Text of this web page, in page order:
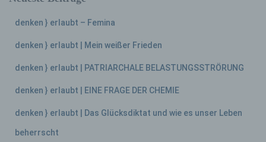
denken } erlaubt – Femina
denken } erlaubt | Mein weißer Frieden
denken } erlaubt | PATRIARCHALE BELASTUNGSSTRÖRUNG
denken } erlaubt | EINE FRAGE DER CHEMIE
denken } erlaubt | Das Glücksdiktat und wie es unser Leben
beherrscht
Auftragsverarbeiter ist eine natürliche oder
oder andere Stelle, die personenbezogene
verarbeitet.
i) Empfänger
Empfänger ist eine natürliche oder juristische
Person, Behörde, Einrichtung oder andere